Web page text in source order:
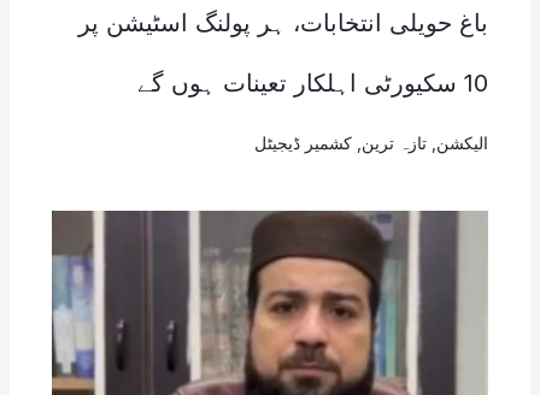
باغ حویلی انتخابات، ہر پولنگ اسٹیشن پر
10 سکیورٹی اہلکار تعینات ہوں گے
الیکشن تازہ ترین کشمیر ڈیجیٹل